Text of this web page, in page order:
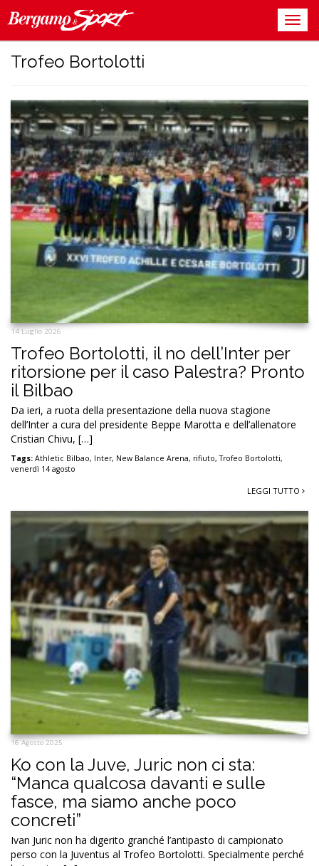
Trofeo Bortolotti
14 Luglio 2026
Trofeo Bortolotti, il no dell’Inter per
ritorsione per il caso Palestra? Pronto
il Bilbao
Da ieri, a ruota della presentazione della nuova stagione
dell’Inter a cura del presidente Beppe Marotta e dell’allenatore
Cristian Chivu, […]
Tags: Athletic Bilbao, Inter, New Balance Arena, rifiuto,Trofeo Bortolotti,
venerdì 14 agosto
LEGGI TUTTO
16 Agosto 2025
Ko con la Juve, Juric non ci sta:
“Manca qualcosa davanti e sulle
fasce, ma siamo anche poco
concreti”
Ivan Juric non ha digerito granché l’antipasto di campionato
perso con la Juventus al Trofeo Bortolotti. Specialmente perché